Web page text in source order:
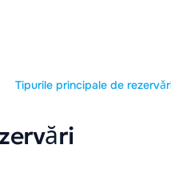
Tipurile principale de